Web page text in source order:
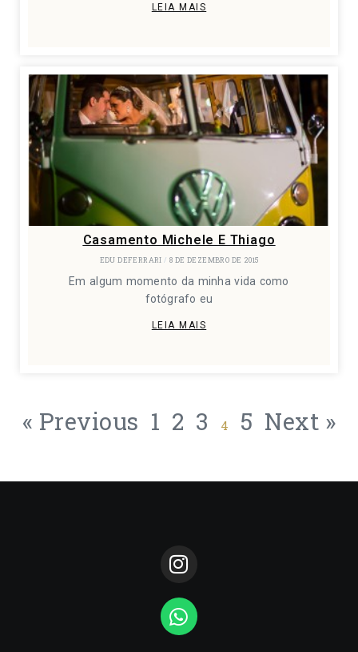
LEIA MAIS
Casamento Michele E Thiago
EDU DEFERRARI 8 DE DEZEMBRO DE 2015
Em algum momento da minha vida como
fotógrafo eu
LEIA MAIS
« Previous 1 2 3 4 5 Next »